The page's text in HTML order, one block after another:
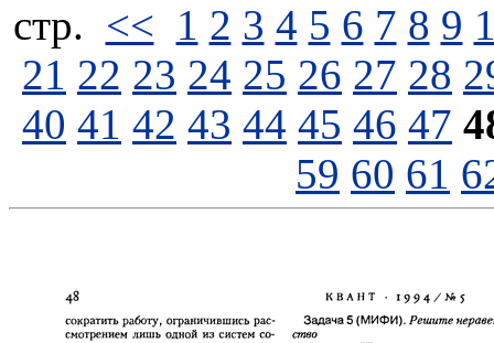
стp. << 1 2 3 4 5 6 7 8 9
21 22 23 24 25 26 27 28
40 41 42 43 44 45 46 47
59 60 61